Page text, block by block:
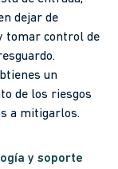
dejar de
tomar control de
un
de los riesgos
a mitigarlos.
y soporte